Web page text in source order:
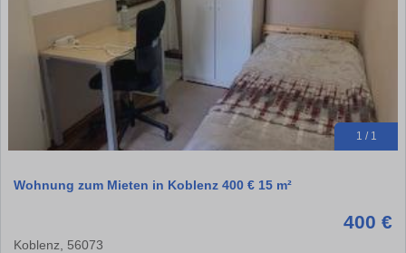
1 / 1
Wohnung zum Mieten in Koblenz 400 € 15 m²
400 €
Koblenz, 56073